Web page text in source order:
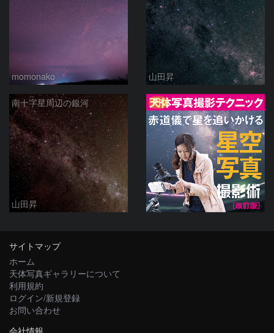
momonako 山田昇
南十字星周辺の銀河
山田昇
PR
サイトマップ
ホーム
天体写真ギャラリーについて
利用規約
ログイン/新規登録
お問い合わせ
会社情報